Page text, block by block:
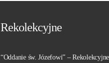
“Oddanie św. Józefowi” – Rekolekcyjne